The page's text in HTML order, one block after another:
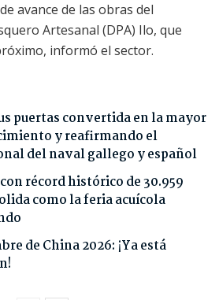
avance de las obras del
Artesanal (DPA) Ilo, que
informó el sector.
puertas convertida en la mayor
y reafirmando el
del naval gallego y español
récord histórico de 30.959
como la feria acuícola
de China 2026: ¡Ya está